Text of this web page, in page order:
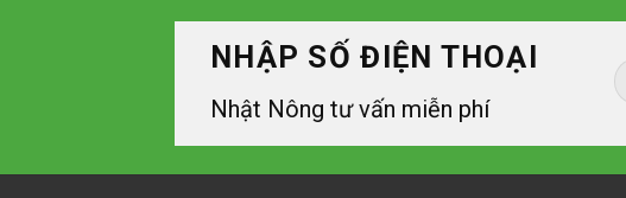
NHẬP SỐ ĐIỆN THOẠI
Nhật Nông tư vấn miễn phí